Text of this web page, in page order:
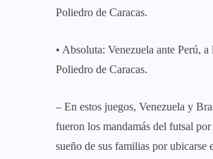
Poliedro de Caracas.
• Absoluta: Venezuela ante Perú,
Poliedro de Caracas.
– En estos juegos, Venezuela y
fueron los mandamás del futsal
sueño de sus familias por ubicarse